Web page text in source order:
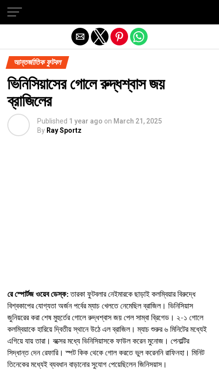
আন্তর্জাতিক ফুটবল
ভিনিসিয়াসের গোলে রুদ্ধশ্বাস জয়
ব্রাজিলের
Published 1 year ago on March 21, 2025
By Ray Sportz
রে স্পোর্টজ ওয়েব ডেস্ক:তারকা ফুটবলার নেইমারকে ছাড়াই কলম্বিয়ার বিরুদ্ধে
বিশ্বকাপের যোগ্যতা অর্জন পর্বের ম্যাচ খেলতে নেমেছিল ব্রাজিল। ভিনিসিয়াস
জুনিয়রের করা শেষ মুহুর্তের গোলে রুদ্ধশ্বাস জয় পেল সাম্বা ব্রিগেড। ২-১ গোলে
কলম্বিয়াকে হারিয়ে দ্বিতীয় স্থানে উঠে এল ব্রাজিল। ম্যাচ শুরুর ৬ মিনিটের মধ্যেই
এগিয়ে যায় তারা। বক্সের মধ্যে ভিনিসিয়াসকে ফাউল করেন মুনোজ। পেনাল্টির
সিদ্ধান্ত দেন রেফারি। স্পট কিক থেকে গোল করতে ভুল করেননি রাফিনহা। মিনিট
তিনেকের মধ্যেই ব্যবধান বাড়ানোর সুযোগ পেয়েছিলেন জিনিসয়াস।